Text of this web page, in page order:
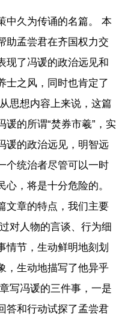
中久为传诵的名篇。 本
助孟尝君在齐国权力交
现了冯谖的政治远见和
士之风，同时也肯定了
思想内容上来说，这篇
的所谓“焚券市羲”，实
谖的政治远见，明智远
个统治者尽管可以一时
，将是十分危险的。
文章的特点，我们主要
对人物的言谈、行为细
情节，生动鲜明地刻划
，生动地描写了他异乎
写冯谖的三件事，一是
答和行动试探了孟尝君